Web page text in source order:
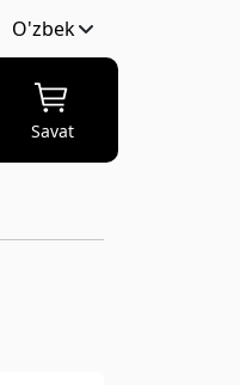
O'zbek
Savat